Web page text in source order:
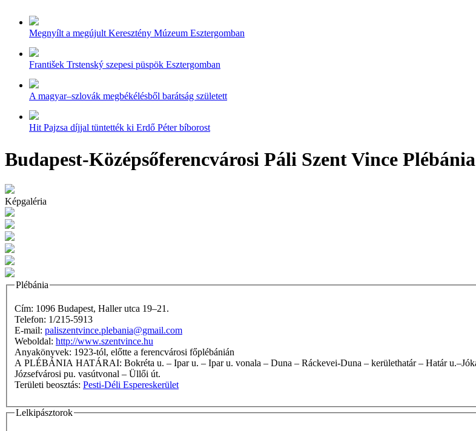
Megnyílt a megújult Keresztény Múzeum Esztergomban
František Trstenský szepesi püspök Esztergomban
A magyar–szlovák megbékélésből barátság született
Hit Pajzsa díjjal tüntették ki Erdő Péter bíborost
Budapest-Középsőferencvárosi Páli Szent Vince Plébánia
Képgaléria
Plébánia
Cím: 1096 Budapest, Haller utca 19–21.
Telefon: 1/215-5913
E-mail: paliszentvince.plebania@gmail.com
Weboldal: http://www.szentvince.hu
Anyakönyvek: 1923-tól, előtte a ferencvárosi főplébánián
A PLÉBÁNIA HATÁRAI: Bokréta u. – Ipar u. – Ipar u. vonala – Duna – Ráckevei-Duna – kerülethatár – Határ u.–Jókai Mór u. saroktól a Külső Mester u. vonalában húzott egyenes – Ferencvárosi pu.–
Józsefvárosi pu. vasútvonal – Üllői út.
Területi beosztás: Pesti-Déli Espereskerület
Lelkipásztorok